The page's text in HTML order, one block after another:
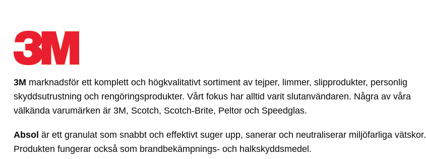
3M marknadsför ett komplett och högkvalitativt sortiment av tejper, limmer, slipprodukter, personlig
skyddsutrustning och rengöringsprodukter. Vårt fokus har alltid varit slutanvändaren. Några av våra
välkända varumärken är 3M, Scotch, Scotch-Brite, Peltor och Speedglas.
Absol är ett granulat som snabbt och effektivt suger upp, sanerar och neutraliserar miljöfarliga vätskor.
Produkten fungerar också som brandbekämpnings- och halkskyddsmedel.